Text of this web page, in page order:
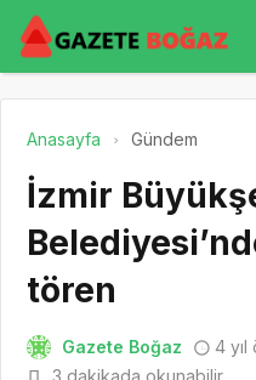
Anasayfa Gündem
İzmir
tören
Gazete Boğaz 4 yıl
3 dakikada okunabilir